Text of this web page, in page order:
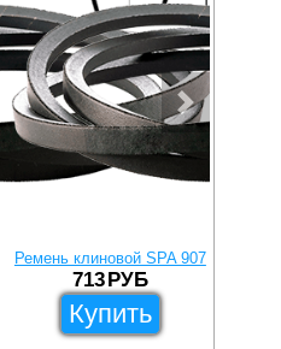
Ремень клиновой SPA 907
713РУБ
Купить